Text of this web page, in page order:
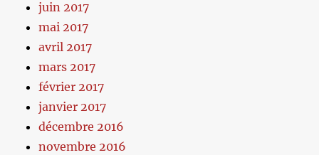
juin 2017
mai 2017
avril 2017
mars 2017
février 2017
janvier 2017
décembre 2016
novembre 2016